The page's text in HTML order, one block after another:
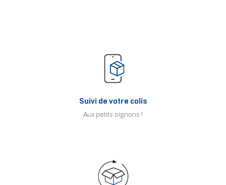
Suivi de votre colis
Aux petits oignons !